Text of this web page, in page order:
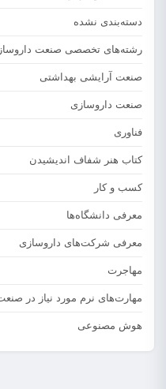
دسته‌بندی نشده
رشته‌های تخصصی صنعت
صنعت آرایشی بهداشتی
صنعت داروسازی
فناوری
کتاب هنر شفاف اندیشیدن
کسب و کار
معرفی دانشگاه‌ها
معرفی شرکت‌های داروسازی
مهاجرت
مهارت‌های نرم مورد نیاز در
هوش مصنوعی